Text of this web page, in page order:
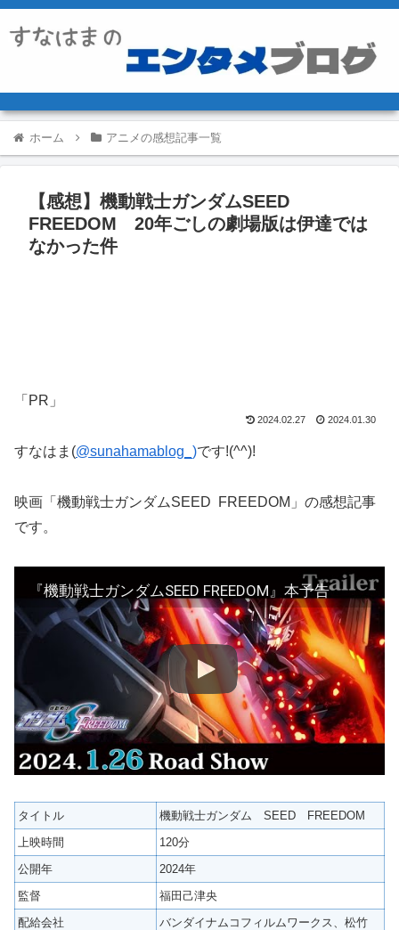
ホーム アニメの感想記事一覧
【感想】機動戦士ガンダムSEED
FREEDOM 20年ごしの劇場版は伊達では
なかった件
「PR」
2024.02.27 2024.01.30
すなはま(@sunahamablog_)です!(^^)!
映画「機動戦士ガンダムSEED FREEDOM」の感想記事
です。
『機動戦士ガンダムSEED FREEDOM』本予告
タイトル
機動戦士ガンダム SEED FREEDOM
上映時間
120分
公開年
2024年
監督
福田己津央
配給会社
バンダイナムコフィルムワークス、松竹